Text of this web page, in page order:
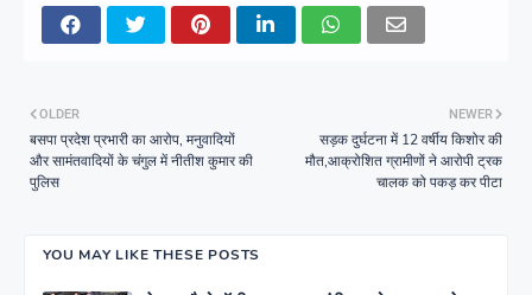
NEWER
सड़क दुर्घटना में 12 वर्षीय किशोर की
मौत,आक्रोशित ग्रामीणों ने आरोपी ट्रक
चालक को पकड़ कर पीटा
OLDER
बसपा प्रदेश प्रभारी का आरोप, मनुवादियों
और सामंतवादियों के चंगुल में नीतीश कुमार की
पुलिस
YOU MAY LIKE THESE POSTS